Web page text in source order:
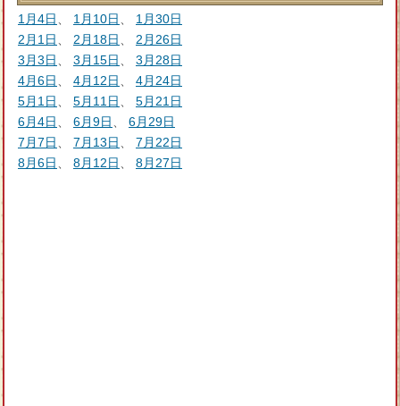
1月4日、 1月10日、 1月30日
2月1日、 2月18日、 2月26日
3月3日、 3月15日、 3月28日
4月6日、 4月12日、 4月24日
5月1日、 5月11日、 5月21日
6月4日、 6月9日、 6月29日
7月7日、 7月13日、 7月22日
8月6日、 8月12日、 8月27日